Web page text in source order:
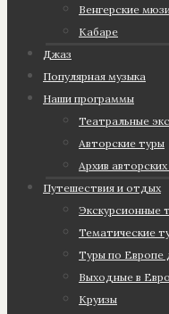
Венгерские
Кабаре
Джаз
Популярная музыка
Наши программы
Театральные
Авторские туры
Архив
Путешествия и отдых
Экскурсионные
Тематические
Туры по Европе
Выходные в
Круизы